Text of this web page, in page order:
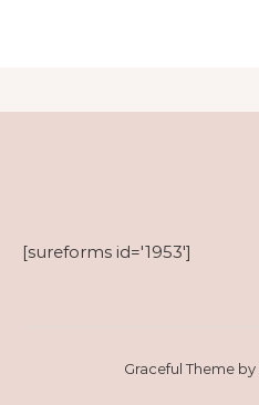
[sureforms id='1953']
Graceful Theme by